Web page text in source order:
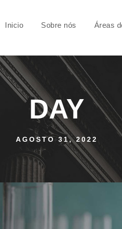
Inicio Sobre nós Áreas
DAY
AGOSTO 31, 2022